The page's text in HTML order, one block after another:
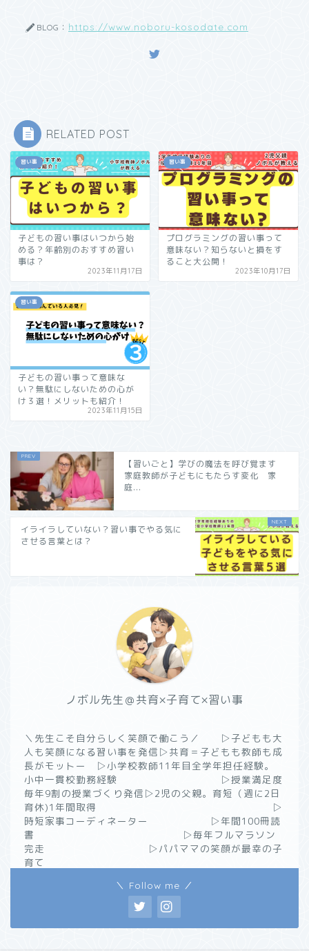
BLOG： https://www.noboru-kosodate.com
RELATED POST
習い事
子どもの習い事はいつから始
める？年齢別のおすすめ習い
事は？
2023年11月17日
習い事
プログラミングの習い事って
意味ない？知らないと損をす
ること大公開！
2023年10月17日
習い事
子どもの習い事って意味な
い？無駄にしないための心が
け３選！メリットも紹介！
2023年11月15日
【習いごと】学びの魔法を呼び覚ます
家庭教師が子どもにもたらす変化 家
庭...
イライラしていない？習い事でやる気に
させる言葉とは？
ノボル先生＠共育×子育て×習い事
＼先生こそ自分らしく笑顔で働こう／ ▷子どもも大
人も笑顔になる習い事を発信▷共育＝子どもも教師も成
長がモットー ▷小学校教師11年目全学年担任経験。
小中一貫校勤務経験 ▷授業満足度
毎年9割の授業づくり発信▷2児の父親。育短（週に2日
育休)1年間取得 ▷
時短家事コーディネーター ▷年間100冊読
書 ▷毎年フルマラソン
完走 ▷パパママの笑顔が最幸の子
育て
＼ Follow me ／